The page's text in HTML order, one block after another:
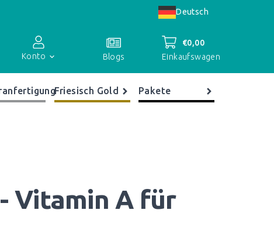
Deutsch
Konto Blogs
€0,00
Einkaufswagen
Friesisch Gold Pakete
Vitamin A für